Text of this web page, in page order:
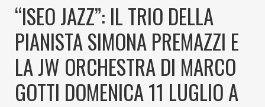
“ISEO JAZZ”: IL TRIO DELLA
PIANISTA SIMONA PREMAZZI E
LA JW ORCHESTRA DI MARCO
GOTTI DOMENICA 11 LUGLIO A